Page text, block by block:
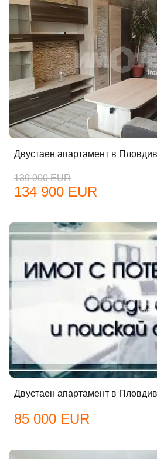
Двустаен апартамент в
139 000 EUR
134 900 EUR
Двустаен апартамент в
85 000 EUR